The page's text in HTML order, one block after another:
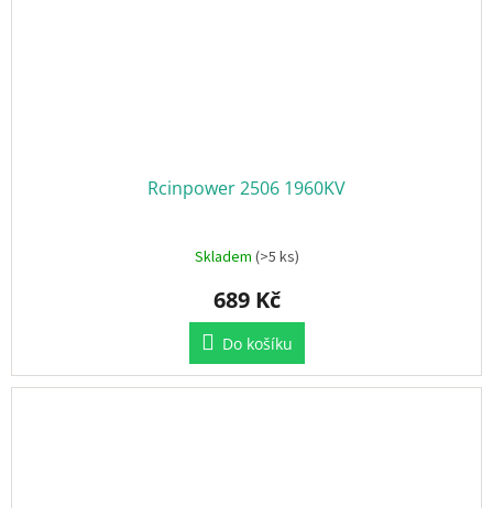
Rcinpower 2506 1960KV
Skladem (>5 ks)
689 Kč
Do košíku